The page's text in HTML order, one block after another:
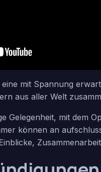
mit Spannung
aus aller Welt
Gelegenheit, mit dem
können an